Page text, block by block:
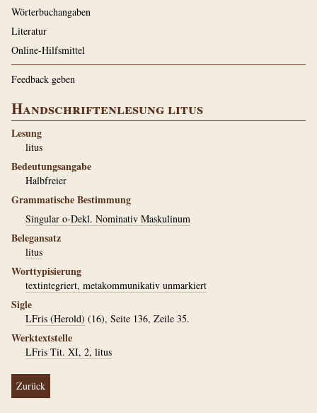
Wörterbuchangaben
Literatur
Online-Hilfsmittel
Feedback geben
Handschriftenlesung litus
Lesung
litus
Bedeutungsangabe
Halbfreier
Grammatische Bestimmung
Singular o-Dekl. Nominativ Maskulinum
Belegansatz
litus
Worttypisierung
textintegriert, metakommunikativ unmarkiert
Sigle
LFris (Herold) (16), Seite 136, Zeile 35.
Werktextstelle
LFris Tit. XI, 2, litus
Zurück